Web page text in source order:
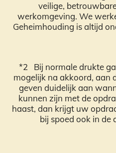
veilige,
werkomgeving. We
Geheimhouding is altijd
*2 Bij normale drukte
mogelijk na akkoord, aan
geven duidelijk aan
kunnen zijn met de
haast, dan krijgt uw
bij spoed ook in de